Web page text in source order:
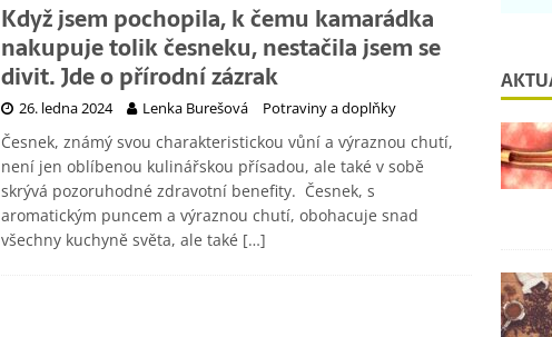
Když jsem pochopila, k čemu kamarádka
nakupuje tolik česneku, nestačila jsem se
divit. Jde o přírodní zázrak
26. ledna 2024 Lenka Burešová Potraviny a doplňky
Česnek, známý svou charakteristickou vůní a výraznou chutí,
není jen oblíbenou kulinářskou přísadou, ale také v sobě
skrývá pozoruhodné zdravotní benefity. Česnek, s
aromatickým puncem a výraznou chutí, obohacuje snad
všechny kuchyně světa, ale také […]